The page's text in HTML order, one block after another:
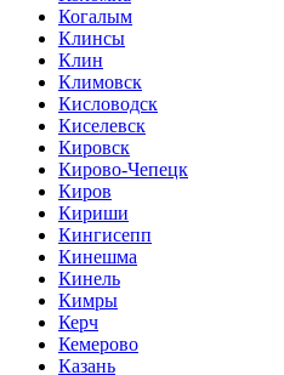
Когалым
Клинсы
Клин
Климовск
Кисловодск
Киселевск
Кировск
Кирово-Чепецк
Киров
Кириши
Кингисепп
Кинешма
Кинель
Кимры
Керч
Кемерово
Казань